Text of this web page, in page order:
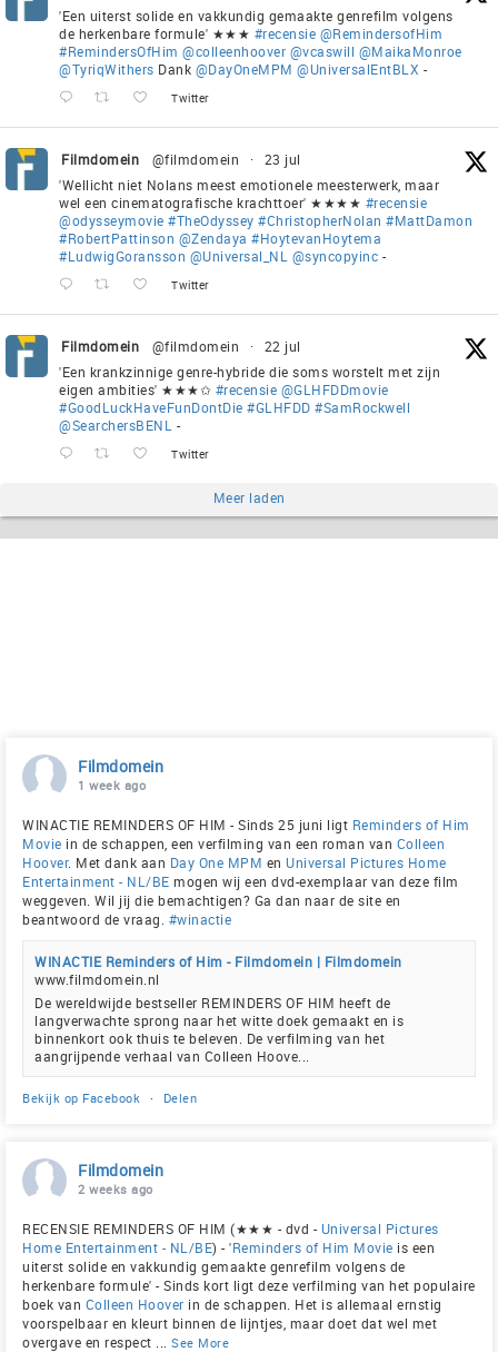
'Een uiterst solide en vakkundig gemaakte genrefilm volgens
de herkenbare formule' ★★★ #recensie @RemindersofHim
#RemindersOfHim @colleenhoover @vcaswill @MaikaMonroe
@TyriqWithers Dank @DayOneMPM @UniversalEntBLX -
Twitter
Filmdomein @filmdomein ·
23 jul
'Wellicht niet Nolans meest emotionele meesterwerk, maar
wel een cinematografische krachttoer' ★★★★ #recensie
@odysseymovie #TheOdyssey #ChristopherNolan #MattDamon
#RobertPattinson @Zendaya #HoytevanHoytema
#LudwigGoransson @Universal_NL @syncopyinc -
Twitter
Filmdomein @filmdomein ·
22 jul
'Een krankzinnige genre-hybride die soms worstelt met zijn
eigen ambities' ★★★✩ #recensie @GLHFDDmovie
#GoodLuckHaveFunDontDie #GLHFDD #SamRockwell
@SearchersBENL -
Twitter
Meer laden
Filmdomein
1 week ago
WINACTIE REMINDERS OF HIM - Sinds 25 juni ligt Reminders of Him
Movie in de schappen, een verfilming van een roman van Colleen
Hoover. Met dank aan Day One MPM en Universal Pictures Home
Entertainment - NL/BE mogen wij een dvd-exemplaar van deze film
weggeven. Wil jij die bemachtigen? Ga dan naar de site en
beantwoord de vraag. #winactie
WINACTIE Reminders of Him - Filmdomein | Filmdomein
www.filmdomein.nl
De wereldwijde bestseller REMINDERS OF HIM heeft de
langverwachte sprong naar het witte doek gemaakt en is
binnenkort ook thuis te beleven. De verfilming van het
aangrijpende verhaal van Colleen Hoove...
Bekijk op Facebook · Delen
Filmdomein
2 weeks ago
RECENSIE REMINDERS OF HIM (★★★ - dvd - Universal Pictures
Home Entertainment - NL/BE) - 'Reminders of Him Movie is een
uiterst solide en vakkundig gemaakte genrefilm volgens de
herkenbare formule' - Sinds kort ligt deze verfilming van het populaire
boek van Colleen Hoover in de schappen. Het is allemaal ernstig
voorspelbaar en kleurt binnen de lijntjes, maar doet dat wel met
overgave en respect
See More